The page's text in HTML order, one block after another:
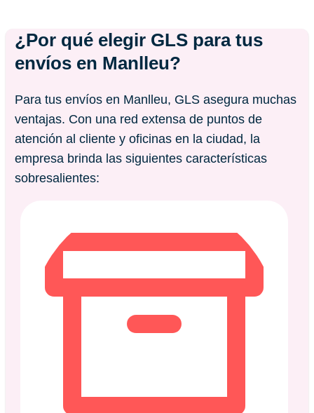
¿Por qué elegir GLS para tus
envíos en Manlleu?
Para tus envíos en Manlleu, GLS asegura muchas
ventajas. Con una red extensa de puntos de
atención al cliente y oficinas en la ciudad, la
empresa brinda las siguientes características
sobresalientes: